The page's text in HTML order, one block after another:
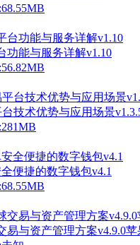
功能与服务详解v1.10
技术优势与应用场景
便捷的数字钱包v4.1
易与资产管理方案v4.9.0苹